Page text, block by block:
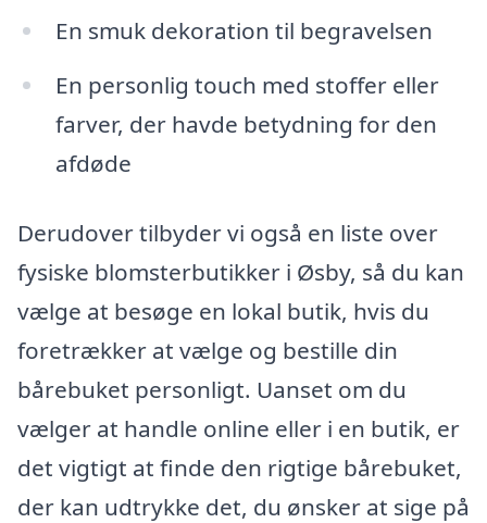
En smuk dekoration til begravelsen
En personlig touch med stoffer eller
farver, der havde betydning for den
afdøde
Derudover tilbyder vi også en liste over
fysiske blomsterbutikker i Øsby, så du kan
vælge at besøge en lokal butik, hvis du
foretrækker at vælge og bestille din
bårebuket personligt. Uanset om du
vælger at handle online eller i en butik, er
det vigtigt at finde den rigtige bårebuket,
der kan udtrykke det, du ønsker at sige på